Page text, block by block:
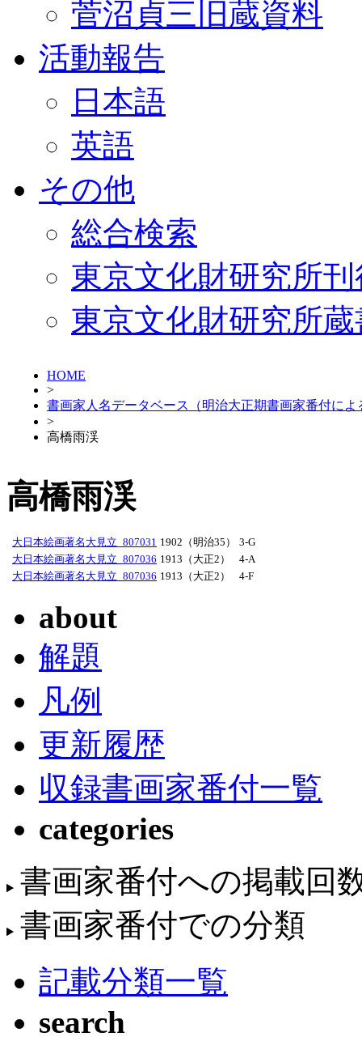
菅沼貞三旧蔵資料
活動報告
日本語
英語
その他
総合検索
東京文化財研究所
東京文化財研究所
HOME
>
書画家人名データベース（明治大正期書画家番付によ
>
高橋雨渓
高橋雨渓
大日本絵画著名大見立_807031 1902（明治35）
3-G
大日本絵画著名大見立_807036 1913（大正2）
4-A
大日本絵画著名大見立_807036 1913（大正2） 4-F
about
解題
凡例
更新履歴
収録書画家番付一覧
categories
書画家番付への掲載回
書画家番付での分類
記載分類一覧
search